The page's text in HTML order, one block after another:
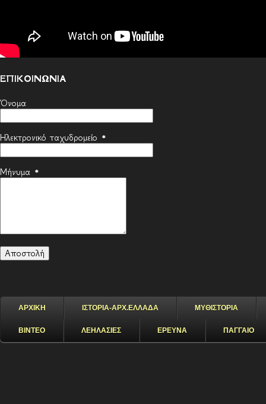
ΕΠΙΚΟΙΝΩΝΙΑ
Όνομα
Ηλεκτρονικό ταχυδρομείο *
Μήνυμα *
ΑΡΧΙΚΗ ΙΣΤΟΡΙΑ-ΑΡΧ.ΕΛΛΑΔΑ ΜΥΘΙΣΤΟΡΙΑ
ΒΙΝΤΕΟ ΛΕΗΛΑΣΙΕΣ ΕΡΕΥΝΑ ΠΑΓΓΑΙΟ